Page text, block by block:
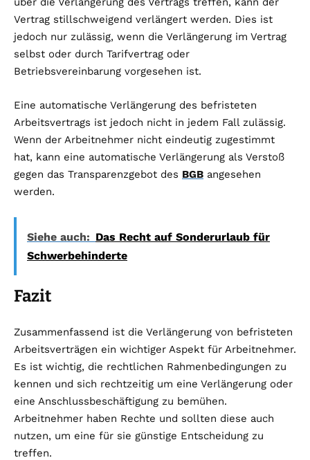
Vertrag stillschweigend verlängert werden. Dies ist
jedoch nur zulässig, wenn die Verlängerung im Vertrag
selbst oder durch Tarifvertrag oder
Betriebsvereinbarung vorgesehen ist.
Eine automatische Verlängerung des befristeten
Arbeitsvertrags ist jedoch nicht in jedem Fall zulässig.
Wenn der Arbeitnehmer nicht eindeutig zugestimmt
hat, kann eine automatische Verlängerung als Verstoß
gegen das Transparenzgebot des BGB angesehen
werden.
Siehe auch: Das Recht auf Sonderurlaub für
Schwerbehinderte
Fazit
Zusammenfassend ist die Verlängerung von befristeten
Arbeitsverträgen ein wichtiger Aspekt für Arbeitnehmer.
Es ist wichtig, die rechtlichen Rahmenbedingungen zu
kennen und sich rechtzeitig um eine Verlängerung oder
eine Anschlussbeschäftigung zu bemühen.
Arbeitnehmer haben Rechte und sollten diese auch
nutzen, um eine für sie günstige Entscheidung zu
treffen.